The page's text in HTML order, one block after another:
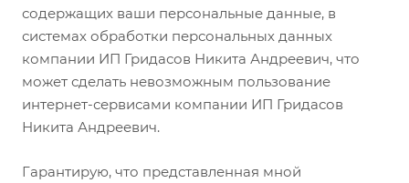
содержащих ваши персональные данные, в
системах обработки персональных данных
компании ИП Гридасов Никита Андреевич, что
может сделать невозможным пользование
интернет-сервисами компании ИП Гридасов
Никита Андреевич.
Гарантирую, что представленная мной